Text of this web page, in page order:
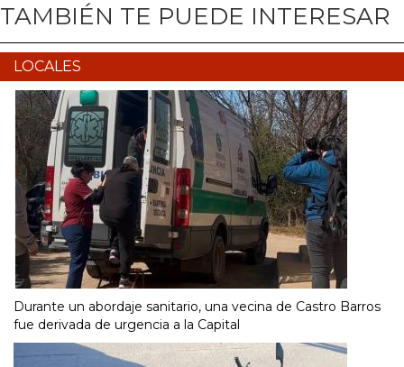
TAMBIÉN TE PUEDE INTERESAR
LOCALES
Durante un abordaje sanitario, una vecina de Castro Barros
fue derivada de urgencia a la Capital